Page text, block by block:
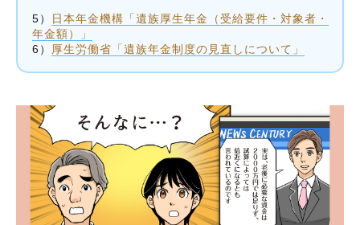
5）
日本年金機構「遺族厚生年金（受給要件・対象者・
年金額）」
6） 厚生労働省「遺族年金制度の見直しについて」